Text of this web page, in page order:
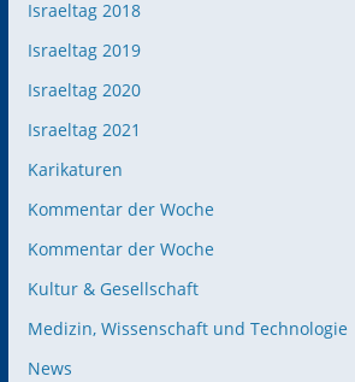
Israeltag 2018
Israeltag 2019
Israeltag 2020
Israeltag 2021
Karikaturen
Kommentar der Woche
Kommentar der Woche
Kultur & Gesellschaft
Medizin, Wissenschaft und Technologie
News